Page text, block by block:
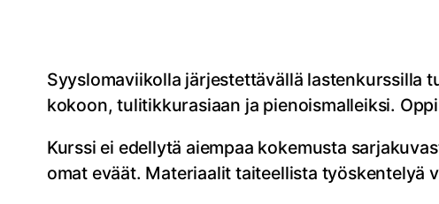
Syyslomaviikolla järjestettävällä lastenkurssilla
kokoon, tulitikkurasiaan ja pienoismalleiksi.
Kurssi ei edellytä aiempaa kokemusta
omat eväät. Materiaalit taiteellista työskentelyä